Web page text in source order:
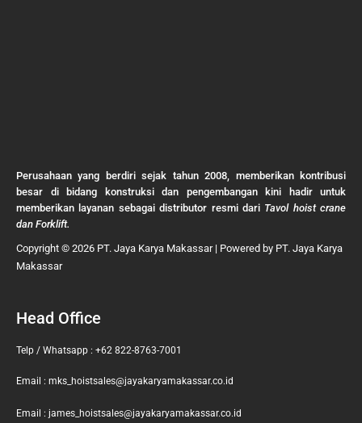
Perusahaan yang berdiri sejak tahun 2008, memberikan kontribusi
besar di bidang konstruksi dan pengembangan kini hadir untuk
memberikan layanan sebagai distributor resmi dari Tavol hoist crane
dan Forklift.
Copyright © 2026 PT. Jaya Karya Makassar | Powered by PT. Jaya Karya
Makassar
Head Office
Telp / Whatsapp : +62 822-8763-7001
Email : mks_hoistsales@jayakaryamakassar.co.id
Email : james_hoistsales@jayakaryamakassar.co.id